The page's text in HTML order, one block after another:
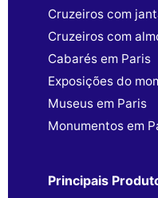
Cruzeiros com
Cruzeiros com
Cabarés em Paris
Exposições do
Museus em Paris
Monumentos em
Principais